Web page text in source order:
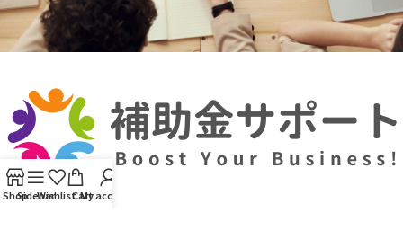
ShopSidebarWishlistCart
My account